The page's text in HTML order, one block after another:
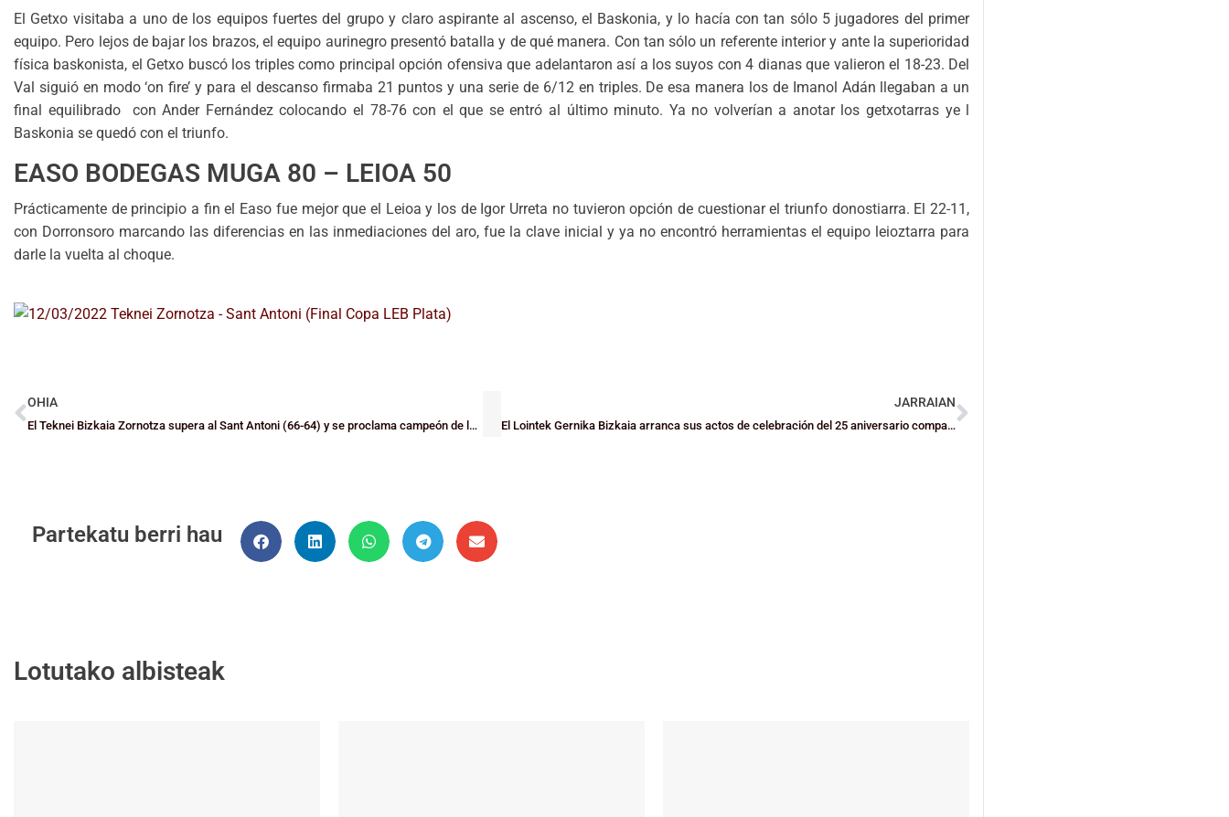
El Getxo visitaba a uno de los equipos fuertes del grupo y claro aspirante al ascenso, el Baskonia, y lo hacía con tan sólo 5 jugadores del primer
equipo. Pero lejos de bajar los brazos, el equipo aurinegro presentó batalla y de qué manera. Con tan sólo un referente interior y ante la superioridad
física baskonista, el Getxo buscó los triples como principal opción ofensiva que adelantaron así a los suyos con 4 dianas que valieron el 18-23. Del
Val siguió en modo ‘on fire’ y para el descanso firmaba 21 puntos y una serie de 6/12 en triples. De esa manera los de Imanol Adán llegaban a un
final equilibrado con Ander Fernández colocando el 78-76 con el que se entró al último minuto. Ya no volverían a anotar los getxotarras ye l
Baskonia se quedó con el triunfo.
EASO BODEGAS MUGA 80 – LEIOA 50
Prácticamente de principio a fin el Easo fue mejor que el Leioa y los de Igor Urreta no tuvieron opción de cuestionar el triunfo donostiarra. El 22-11,
con Dorronsoro marcando las diferencias en las inmediaciones del aro, fue la clave inicial y ya no encontró herramientas el equipo leioztarra para
darle la vuelta al choque.
OHIA
El Teknei Bizkaia Zornotza supera al Sant Antoni (66-64) y se proclama campeón de la Copa LEB Plata
JARRAIAN
El Lointek Gernika Bizkaia arranca sus actos de celebración del 25 aniversario compartiendo referentes con el Athletic Club
Partekatu berri hau
Lotutako albisteak